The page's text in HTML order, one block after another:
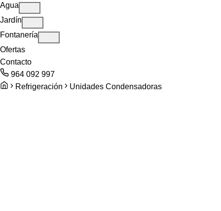
Agua
Jardín
Fontanería
Ofertas
Contacto
964 092 997
Refrigeración
Unidades Condensadoras